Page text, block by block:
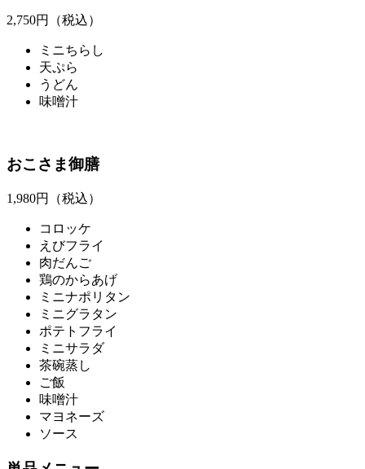
2,750円（税込）
ミニちらし
天ぷら
うどん
味噌汁
おこさま御膳
1,980円（税込）
コロッケ
えびフライ
肉だんご
鶏のからあげ
ミニナポリタン
ミニグラタン
ポテトフライ
ミニサラダ
茶碗蒸し
ご飯
味噌汁
マヨネーズ
ソース